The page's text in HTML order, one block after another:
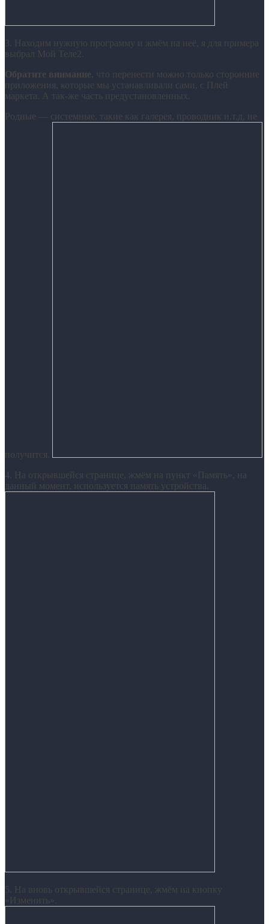
3. Находим нужную программу и жмём на неё, я для примера
выбрал Мой Теле2.
Обратите внимание , что перенести можно только сторонние
приложения, которые мы устанавливали сами, с Плей
маркета. А так-же часть предустановленных.
Родные — системные, такие как галерея, проводник и.т.д, не
получится.
4. На открывшейся странице, жмём на пункт «Память», на
данный момент, используется память устройства.
5. На вновь открывшейся странице, жмём на кнопку
«Изменить».